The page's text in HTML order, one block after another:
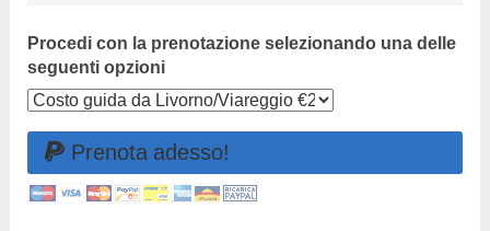
Procedi con la prenotazione selezionando una delle
seguenti opzioni